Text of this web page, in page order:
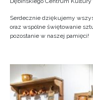
Serdecznie dziękujemy
oraz wspólne świętowanie
pozostanie w naszej pamięci!